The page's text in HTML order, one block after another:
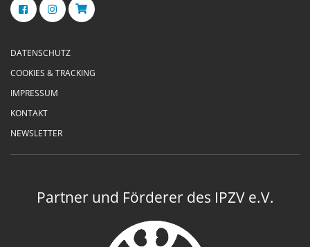
DATENSCHUTZ
COOKIES & TRACKING
IMPRESSUM
KONTAKT
NEWSLETTER
Partner und Förderer des IPZV e.V.